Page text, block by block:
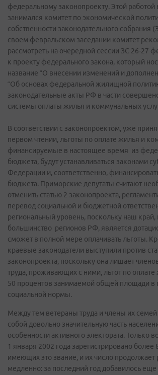
федеральному законопроекту. Этой работой
занимался комитет по экономической
собственности законодательного собрания
своем февральском заседании комитет
рассмотреть на очередной сессии ЗС 26-27
к проекту федерального закона, который
название “О внесении изменений и
“Об основах федеральной жилищной
законодательные акты РФ в части
системы оплаты жилья и коммунальных
В соответствии с законопроектом, уже
первом чтении, льготы по оплате жилья и
финансируемые в настоящее время из
бюджета, будут устанавливаться законами
Федерации и, соответственно,
бюджета. Приморские депутаты считают
отменить статью 2 законопроекта,
перевод социальной и бюджетной
региональный уровень, поскольку наш край,
большинство регионов РФ, является
сможет в полной мере оплачивать льготы.
краевые законодатели выступили против
законопроекта, поскольку она лишает
труда, проживающих с ними, льгот по
50 процентов занимаемой общей площади в
социальной нормы.
Между тем ветераны труда и члены их
собой довольно значительную часть
особенности активного электората. Только
1 января 2002 года зарегистрировано более
имеющих это звание, и их число продолжает
медленно: за последний год добавилось